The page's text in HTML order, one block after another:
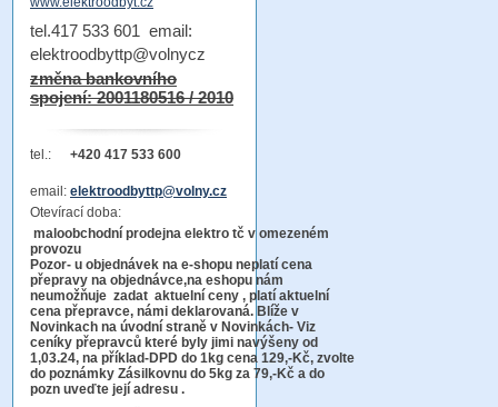
tel.417 533 601 email:
elektroodbyttp@volnycz
změna bankovního
spojení: 2001180516 / 2010
tel.: +420 417 533 600
email: elektroodbyttp@volny.cz
Otevírací doba:
maloobchodní prodejna elektro tč v omezeném
provozu
Pozor- u objednávek na e-shopu neplatí cena
přepravy na objednávce,na eshopu nám
neumožňuje zadat aktuelní ceny , platí aktuelní
cena přepravce, námi deklarovaná. Blíže v
Novinkach na úvodní straně v Novinkách- Viz
ceníky přepravců které byly jimi navýšeny od
1,03.24, na příklad-DPD do 1kg cena 129,-Kč, zvolte
do poznámky Zásilkovnu do 5kg za 79,-Kč a do
pozn uveďte její adresu .